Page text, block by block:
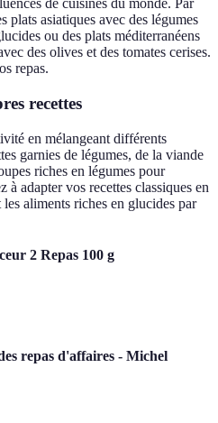
de cuisines du monde. Par
plats asiatiques avec des légumes
ou des plats méditerranéens
des olives et des tomates cerises.
repas.
recettes
en mélangeant différents
garnies de légumes, de la viande
riches en légumes pour
à adapter vos recettes classiques en
aliments riches en glucides par
2 Repas 100 g
repas d'affaires - Michel